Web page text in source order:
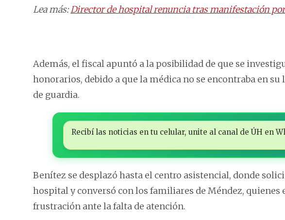
Lea más:Director de hospital renuncia tras manifestación
Además, el fiscal apuntó a la posibilidad de que se
honorarios, debido a que la médica no se encontraba en
de guardia.
Recibí las noticias en tu celular, unite al canal de ÚH en
Benítez se desplazó hasta el centro asistencial, donde
hospital y conversó con los familiares de Méndez, quienes
frustración ante la falta de atención.